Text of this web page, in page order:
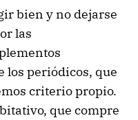
bien y no dejarse
las
los periódicos, que
criterio propio.
que compre